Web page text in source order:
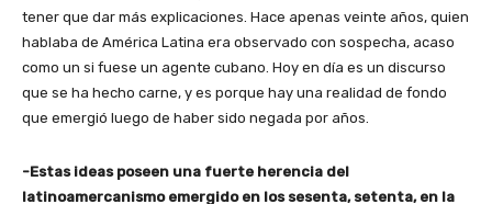
tener que dar más explicaciones. Hace apenas veinte años, quien
hablaba de América Latina era observado con sospecha, acaso
como un si fuese un agente cubano. Hoy en día es un discurso
que se ha hecho carne, y es porque hay una realidad de fondo
que emergió luego de haber sido negada por años.
-Estas ideas poseen una fuerte herencia del
latinoamercanismo emergido en los sesenta, setenta, en la